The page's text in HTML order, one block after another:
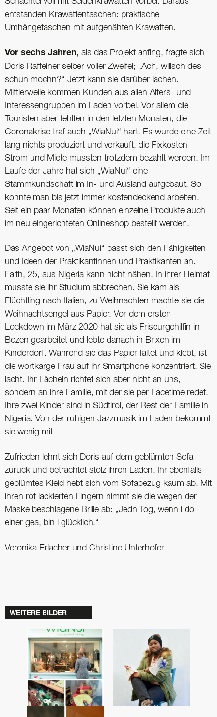
entstanden Krawattentaschen: praktische
Umhängetaschen mit aufgenähten Krawatten.
Vor sechs Jahren, als das Projekt anfing, fragte sich
Doris Raffeiner selber voller Zweifel; „Ach, willsch des
schun mochn?“ Jetzt kann sie darüber lachen.
Mittlerweile kommen Kunden aus allen Alters- und
Interessengruppen im Laden vorbei. Vor allem die
Touristen aber fehlten in den letzten Monaten, die
Coronakrise traf auch „WiaNui“ hart. Es wurde eine Zeit
lang nichts produziert und verkauft, die Fixkosten
Strom und Miete mussten trotzdem bezahlt werden. Im
Laufe der Jahre hat sich „WiaNui“ eine
Stammkundschaft im In- und Ausland aufgebaut. So
konnte man bis jetzt immer kostendeckend arbeiten.
Seit ein paar Monaten können einzelne Produkte auch
im neu eingerichteten Onlineshop bestellt werden.
Das Angebot von „WiaNui“ passt sich den Fähigkeiten
und Ideen der Praktikantinnen und Praktikanten an.
Faith, 25, aus Nigeria kann nicht nähen. In ihrer Heimat
musste sie ihr Studium abbrechen. Sie kam als
Flüchtling nach Italien, zu Weihnachten machte sie die
Weihnachtsengel aus Papier. Vor dem ersten
Lockdown im März 2020 hat sie als Friseurgehilfin in
Bozen gearbeitet und lebte danach in Brixen im
Kinderdorf. Während sie das Papier faltet und klebt, ist
die wortkarge Frau auf ihr Smartphone konzentriert. Sie
lacht. Ihr Lächeln richtet sich aber nicht an uns,
sondern an ihre Familie, mit der sie per Facetime redet.
Ihre zwei Kinder sind in Südtirol, der Rest der Familie in
Nigeria. Von der ruhigen Jazzmusik im Laden bekommt
sie wenig mit.
Zufrieden lehnt sich Doris auf dem geblümten Sofa
zurück und betrachtet stolz ihren Laden. Ihr ebenfalls
geblümtes Kleid hebt sich vom Sofabezug kaum ab. Mit
ihren rot lackierten Fingern nimmt sie die wegen der
Maske beschlagene Brille ab: „Jedn Tog, wenn i do
einer gea, bin i glücklich.“
Veronika Erlacher und Christine Unterhofer
WEITERE BILDER